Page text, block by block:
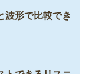
波形で比較でき